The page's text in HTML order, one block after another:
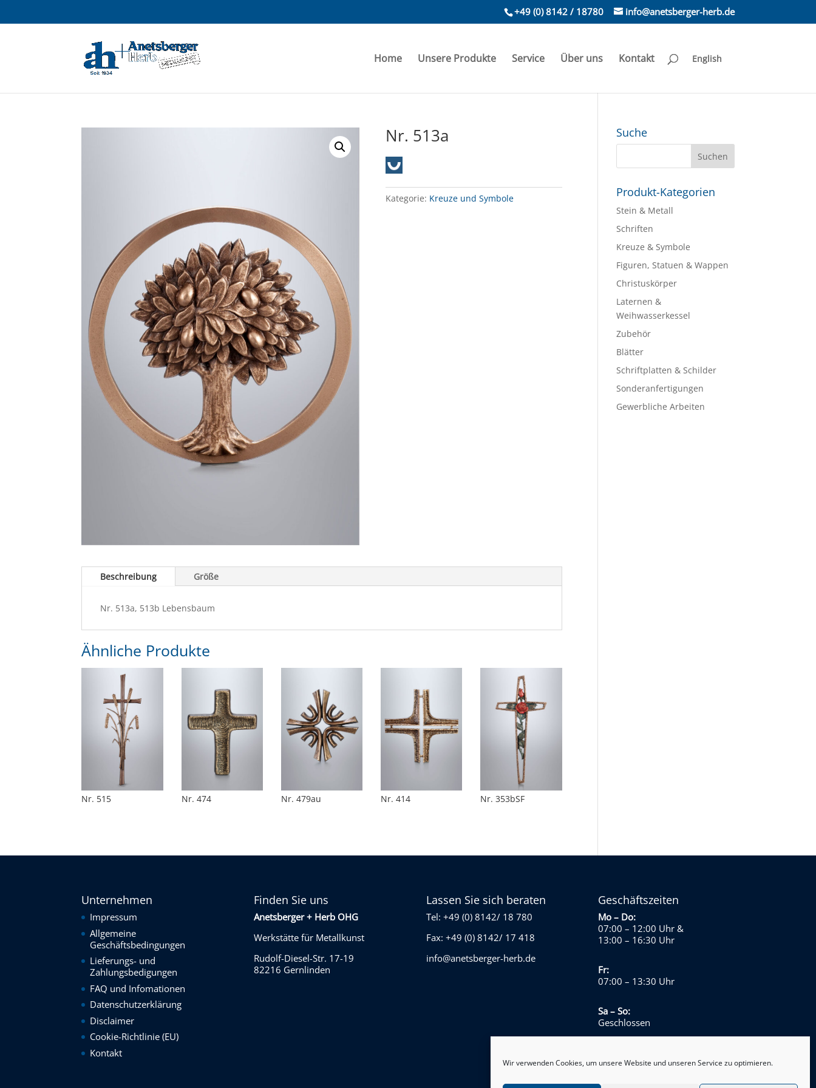
Wir verwenden Cookies, um unsere Website und unseren Service zu optimieren.
+49 (0) 8142 / 18780 info@anetsberger-herb.de
Home Unsere Produkte Service Über uns Kontakt English
Nr. 513a
Kategorie: Kreuze und Symbole
Beschreibung Größe
Nr. 513a, 513b Lebensbaum
Ähnliche Produkte
Nr. 515 Nr. 474 Nr. 479au Nr. 414 Nr. 353bSF
Suche
Produkt-Kategorien
Stein & Metall
Schriften
Kreuze & Symbole
Figuren, Statuen & Wappen
Christuskörper
Laternen &
Weihwasserkessel
Zubehör
Blätter
Schriftplatten & Schilder
Sonderanfertigungen
Gewerbliche Arbeiten
Unternehmen
Impressum
Allgemeine
Geschäftsbedingungen
Lieferungs- und
Zahlungsbedigungen
FAQ und Infomationen
Datenschutzerklärung
Disclaimer
Cookie-Richtlinie (EU)
Kontakt
Finden Sie uns
Anetsberger + Herb OHG
Werkstätte für Metallkunst
Rudolf-Diesel-Str. 17-19
82216 Gernlinden
Lassen Sie sich beraten
Tel: +49 (0) 8142/ 18 780
Fax: +49 (0) 8142/ 17 418
info@anetsberger-herb.de
Geschäftszeiten
Mo – Do:
07:00 – 12:00 Uhr &
13:00 – 16:30 Uhr
Fr:
07:00 – 13:30 Uhr
Sa – So:
Geschlossen